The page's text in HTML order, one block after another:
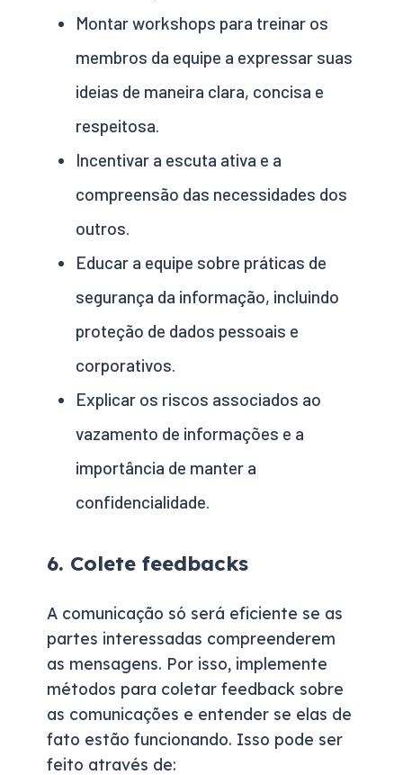
Montar workshops para treinar os
membros da equipe a expressar suas
ideias de maneira clara, concisa e
respeitosa.
Incentivar a escuta ativa e a
compreensão das necessidades dos
outros.
Educar a equipe sobre práticas de
segurança da informação, incluindo
proteção de dados pessoais e
corporativos.
Explicar os riscos associados ao
vazamento de informações e a
importância de manter a
confidencialidade.
6. Colete feedbacks
A comunicação só será eficiente se as
partes interessadas compreenderem
as mensagens. Por isso, implemente
métodos para coletar feedback sobre
as comunicações e entender se elas de
fato estão funcionando. Isso pode ser
feito através de: